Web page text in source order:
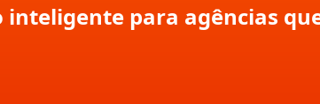
inteligente para agências